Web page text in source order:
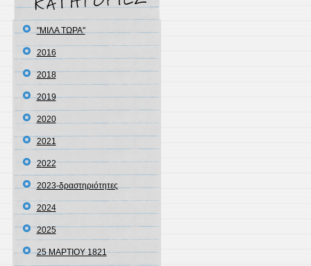
"ΜΙΛΑ ΤΩΡΑ"
2016
2018
2019
2020
2021
2022
2023-δραστηριότητες
2024
2025
25 ΜΑΡΤΙΟΥ 1821